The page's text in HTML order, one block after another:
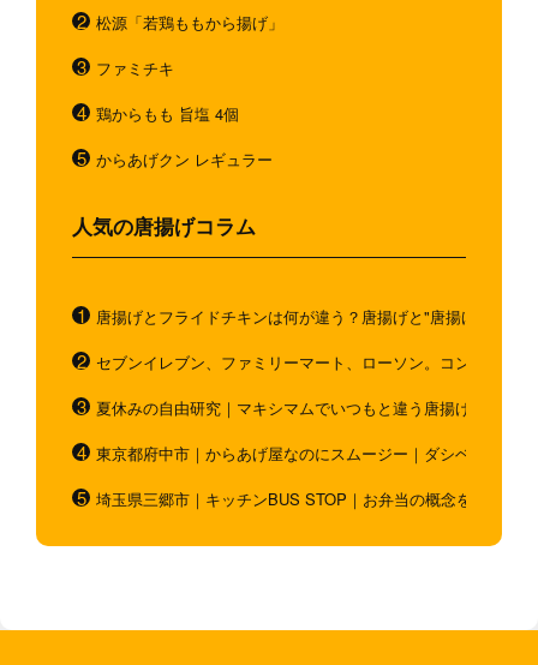
松源「若鶏ももから揚げ」
ファミチキ
鶏からもも 旨塩 4個
からあげクン レギュラー
人気の唐揚げコラム
唐揚げとフライドチキンは何が違う？唐揚げと"唐揚げと似て
セブンイレブン、ファミリーマート、ローソン。コンビニの
夏休みの自由研究｜マキシマムでいつもと違う唐揚げを作ろう
東京都府中市｜からあげ屋なのにスムージー｜ダシベース唐
埼玉県三郷市｜キッチンBUS STOP｜お弁当の概念を超越！